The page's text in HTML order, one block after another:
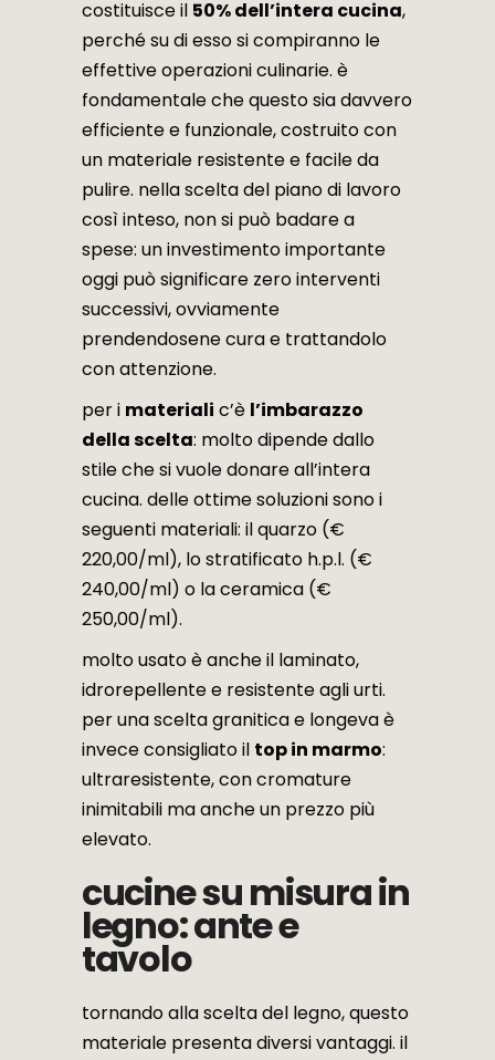
costituisce il 50% dell’intera cucina,
perché su di esso si compiranno le
effettive operazioni culinarie. è
fondamentale che questo sia davvero
efficiente e funzionale, costruito con
un materiale resistente e facile da
pulire. nella scelta del piano di lavoro
così inteso, non si può badare a
spese: un investimento importante
oggi può significare zero interventi
successivi, ovviamente
prendendosene cura e trattandolo
con attenzione.
per i materiali c’è l’imbarazzo
della scelta: molto dipende dallo
stile che si vuole donare all’intera
cucina. delle ottime soluzioni sono i
seguenti materiali: il quarzo (€
220,00/ml), lo stratificato h.p.l. (€
240,00/ml) o la ceramica (€
250,00/ml).
molto usato è anche il laminato,
idrorepellente e resistente agli urti.
per una scelta granitica e longeva è
invece consigliato il top in marmo:
ultraresistente, con cromature
inimitabili ma anche un prezzo più
elevato.
cucine su misura in
legno: ante e
tavolo
tornando alla scelta del legno, questo
materiale presenta diversi vantaggi. il